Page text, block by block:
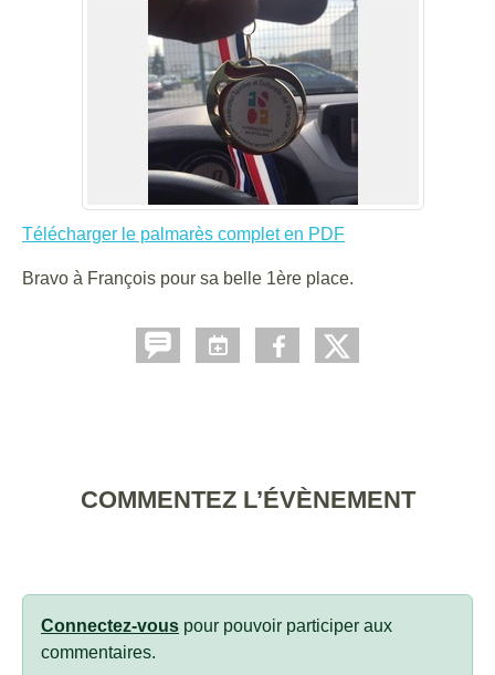
Télécharger le palmarès complet en PDF
Bravo à François pour sa belle 1ère place.
COMMENTEZ L’ÉVÈNEMENT
Connectez-vous pour pouvoir participer aux
commentaires.